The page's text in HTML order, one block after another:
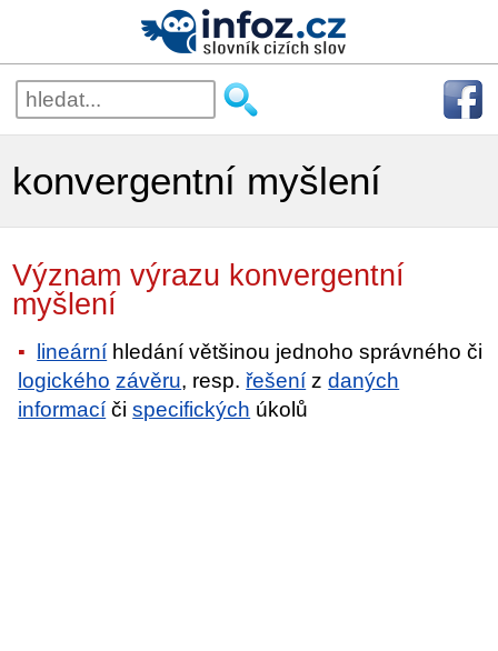
konvergentní myšlení
Význam výrazu konvergentní
myšlení
lineární hledání většinou jednoho správného či
logického závěru, resp.řešení zdaných
informací čispecifických úkolů